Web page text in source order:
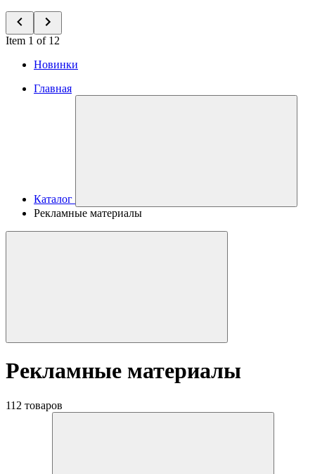
Item 1 of 12
Новинки
Главная
Каталог
Рекламные материалы
Рекламные материалы
112 товаров